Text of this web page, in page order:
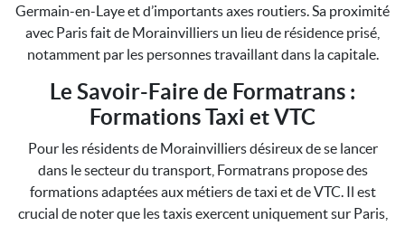
Germain-en-Laye et d’importants axes routiers. Sa proximité
avec Paris fait de Morainvilliers un lieu de résidence prisé,
notamment par les personnes travaillant dans la capitale.
Le Savoir-Faire de Formatrans :
Formations Taxi et VTC
Pour les résidents de Morainvilliers désireux de se lancer
dans le secteur du transport, Formatrans propose des
formations adaptées aux métiers de taxi et de VTC. Il est
crucial de noter que les taxis exercent uniquement sur Paris,